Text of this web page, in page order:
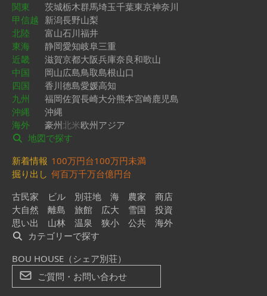
関東
茨城栃木群馬埼玉千葉東京神奈川
甲信越 新潟長野山梨
北陸
富山石川福井
東海
静岡愛知岐阜三重
近畿
滋賀京都大阪兵庫奈良和歌山
中国
岡山広島鳥取島根山口
四国
香川徳島愛媛高知
九州
福岡佐賀長崎大分熊本宮崎鹿児島
沖縄
沖縄
海外
豪州北米欧州アジア
地図で探す
新着情報 100万円台100万円未満
掘り出し 何百万千万台億円台
古民家
ビル 別荘地 海 農家
商店
大自然
離島 旅館 広大 雪国
投資
思い出
山林 温泉 狭小 公共
海外
カテゴリーで探す
BOU HOUSE（シェア別荘）
ご質問・お問い合わせ